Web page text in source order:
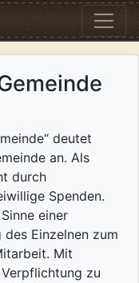
deutet
an. Als
durch
Spenden.
einer
Einzelnen zum
Mit
zu